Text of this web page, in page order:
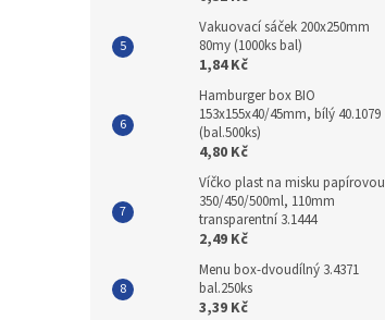
Vakuovací sáček 200x250mm
80my (1000ks bal)
1,84 Kč
Hamburger box BIO
153x155x40/45mm, bílý 40.1079
(bal.500ks)
4,80 Kč
Víčko plast na misku papírovou
350/450/500ml, 110mm
transparentní 3.1444
2,49 Kč
Menu box-dvoudílný 3.4371
bal.250ks
3,39 Kč